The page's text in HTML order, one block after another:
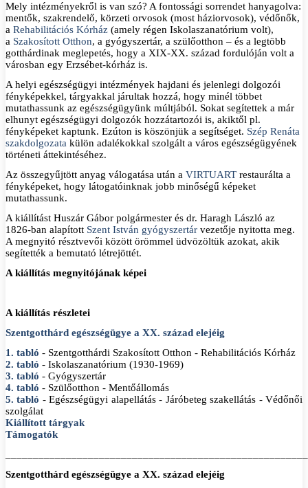
Mely intézményekről is van szó? A fontossági sorrendet hanyagolva:
mentők, szakrendelő, körzeti orvosok (most háziorvosok), védőnők,
a Rehabilitációs Kórház (amely régen Iskolaszanatórium volt),
a Szakosított Otthon, a gyógyszertár, a szülőotthon – és a legtöbb
gotthárdinak meglepetés, hogy a XIX-XX. század fordulóján volt a
városban egy Erzsébet-kórház is.
A helyi egészségügyi intézmények hajdani és jelenlegi dolgozói
fényképekkel, tárgyakkal járultak hozzá, hogy minél többet
mutathassunk az egészségügyünk múltjából. Sokat segítettek a már
elhunyt egészségügyi dolgozók hozzátartozói is, akiktől pl.
fényképeket kaptunk. Ezúton is köszönjük a segítséget. Szép Renáta
szakdolgozata külön adalékokkal szolgált a város egészségügyének
történeti áttekintéséhez.
Az összegyűjtött anyag válogatása után a VIRTUART restaurálta a
fényképeket, hogy látogatóinknak jobb minőségű képeket
mutathassunk.
A kiállítást Huszár Gábor polgármester és dr. Haragh László az
1826-ban alapított Szent István gyógyszertár vezetője nyitotta meg.
A megnyitó résztvevői között örömmel üdvözöltük azokat, akik
segítették a bemutató létrejöttét.
A kiállítás megnyitójának képei
A kiállítás részletei
Szentgotthárd egészségügye a XX. század elejéig
1. tabló - Szentgotthárdi Szakosított Otthon - Rehabilitációs Kórház
2. tabló - Iskolaszanatórium (1930-1969)
3. tabló - Gyógyszertár
4. tabló - Szülőotthon - Mentőállomás
5. tabló - Egészségügyi alapellátás - Járóbeteg szakellátás - Védőnői
szolgálat
Kiállított tárgyak
Támogatók
Szentgotthárd egészségügye a XX. század elejéig